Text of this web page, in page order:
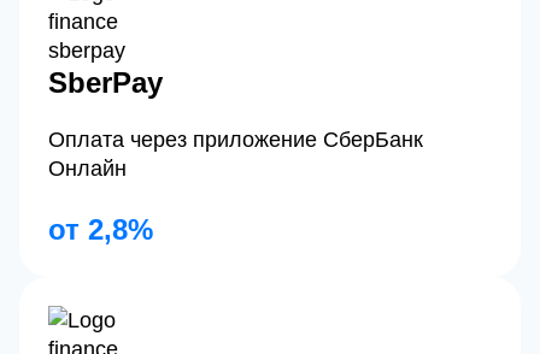
SberPay
Оплата через приложение СберБанк
Онлайн
от 2,8%